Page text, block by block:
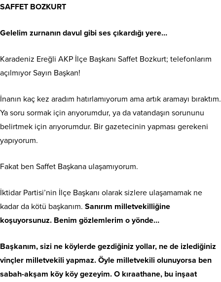
SAFFET BOZKURT
Gelelim zurnanın davul gibi ses çıkardığı yere…
Karadeniz Ereğli AKP İlçe Başkanı Saffet Bozkurt; telefonlarım
açılmıyor Sayın Başkan!
İnanın kaç kez aradım hatırlamıyorum ama artık aramayı bıraktım.
Ya soru sormak için arıyorumdur, ya da vatandaşın sorununu
belirtmek için arıyorumdur. Bir gazetecinin yapması gerekeni
yapıyorum.
Fakat ben Saffet Başkana ulaşamıyorum.
İktidar Partisi’nin İlçe Başkanı olarak sizlere ulaşamamak ne
kadar da kötü başkanım. Sanırım milletvekilliğine
koşuyorsunuz. Benim gözlemlerim o yönde…
Başkanım, sizi ne köylerde gezdiğiniz yollar, ne de izlediğiniz
vinçler milletvekili yapmaz. Öyle milletvekili olunuyorsa ben
sabah-akşam köy köy gezeyim. O kıraathane, bu inşaat